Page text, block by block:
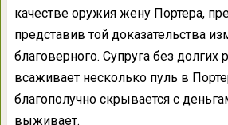
качестве оружия жену Портера,
представив той доказательства
благоверного. Супруга без долгих
всаживает несколько пуль в
благополучно скрывается с
выживает.